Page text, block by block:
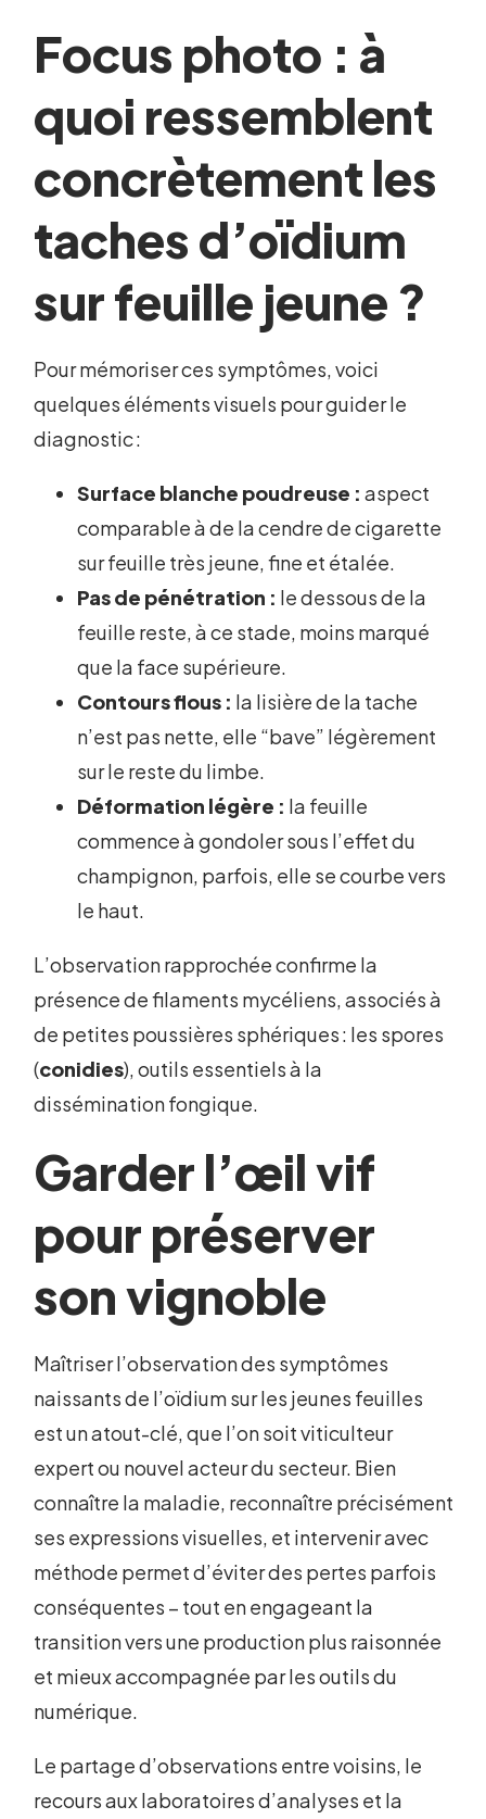
Focus photo : à
quoi ressemblent
concrètement les
taches d’oïdium
sur feuille jeune ?
Pour mémoriser ces symptômes, voici
quelques éléments visuels pour guider le
diagnostic :
Surface blanche poudreuse : aspect
comparable à de la cendre de cigarette
sur feuille très jeune, fine et étalée.
Pas de pénétration : le dessous de la
feuille reste, à ce stade, moins marqué
que la face supérieure.
Contours flous : la lisière de la tache
n’est pas nette, elle “bave” légèrement
sur le reste du limbe.
Déformation légère : la feuille
commence à gondoler sous l’effet du
champignon, parfois, elle se courbe vers
le haut.
L’observation rapprochée confirme la
présence de filaments mycéliens, associés à
de petites poussières sphériques : les spores
(conidies), outils essentiels à la
dissémination fongique.
Garder l’œil vif
pour préserver
son vignoble
Maîtriser l’observation des symptômes
naissants de l’oïdium sur les jeunes feuilles
est un atout-clé, que l’on soit viticulteur
expert ou nouvel acteur du secteur. Bien
connaître la maladie, reconnaître précisément
ses expressions visuelles, et intervenir avec
méthode permet d’éviter des pertes parfois
conséquentes – tout en engageant la
transition vers une production plus raisonnée
et mieux accompagnée par les outils du
numérique.
Le partage d’observations entre voisins, le
recours aux laboratoires d’analyses et la